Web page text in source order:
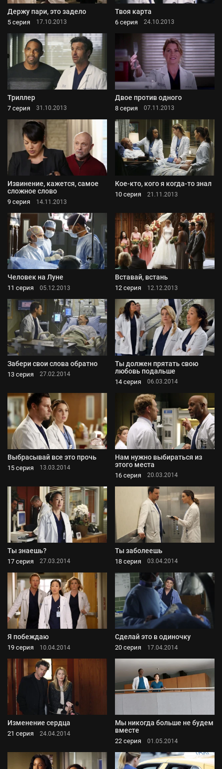
Держу пари, это задело
5 серия 17.10.2013
Твоя карта
6 серия 24.10.2013
Триллер
7 серия 31.10.2013
Двое против одного
8 серия 07.11.2013
Извинение, кажется, самое
сложное слово
9 серия 14.11.2013
Кое-кто, кого я когда-то знал
10 серия 21.11.2013
Человек на Луне
11 серия 05.12.2013
Вставай, встань
12 серия 12.12.2013
Забери свои слова обратно
13 серия 27.02.2014
Ты должен прятать свою
любовь подальше
14 серия 06.03.2014
Выбрасывай все это прочь
15 серия 13.03.2014
Нам нужно выбираться из
этого места
16 серия 20.03.2014
Ты знаешь?
17 серия 27.03.2014
Ты заболеешь
18 серия 03.04.2014
Я побеждаю
19 серия 10.04.2014
Сделай это в одиночку
20 серия 17.04.2014
Изменение сердца
21 серия 24.04.2014
Мы никогда больше не будем
вместе
22 серия 01.05.2014